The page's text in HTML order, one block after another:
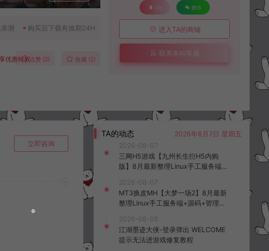
测 购买后下载有效期24H
优惠特权点赞 (2) 收藏 (2)
QQ 微信
进入TA的商铺
联系本站客服
立即咨询
TA的动态
2026年8月7日 星期五
2026-08-07
三网H5游戏【九州长生衍H5内购
版】8月最新整理Linux手工服务端
客户端+详细搭建教程+视频教程
2026-08-07
MT3换皮MH【大梦一场2】8月最新
整理Linux手工服务端+源码+管理后
频教程
2026-08-05
江湖墨迹大侠-登录弹出 WELCOME
提示无法进游戏修复教程